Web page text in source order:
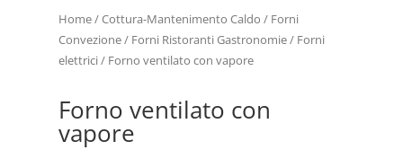
Home/Cottura-Mantenimento Caldo / Forni
Convezione/ Forni Ristoranti Gastronomie/ Forni
elettrici/ Forno ventilato con vapore
Forno ventilato con
vapore